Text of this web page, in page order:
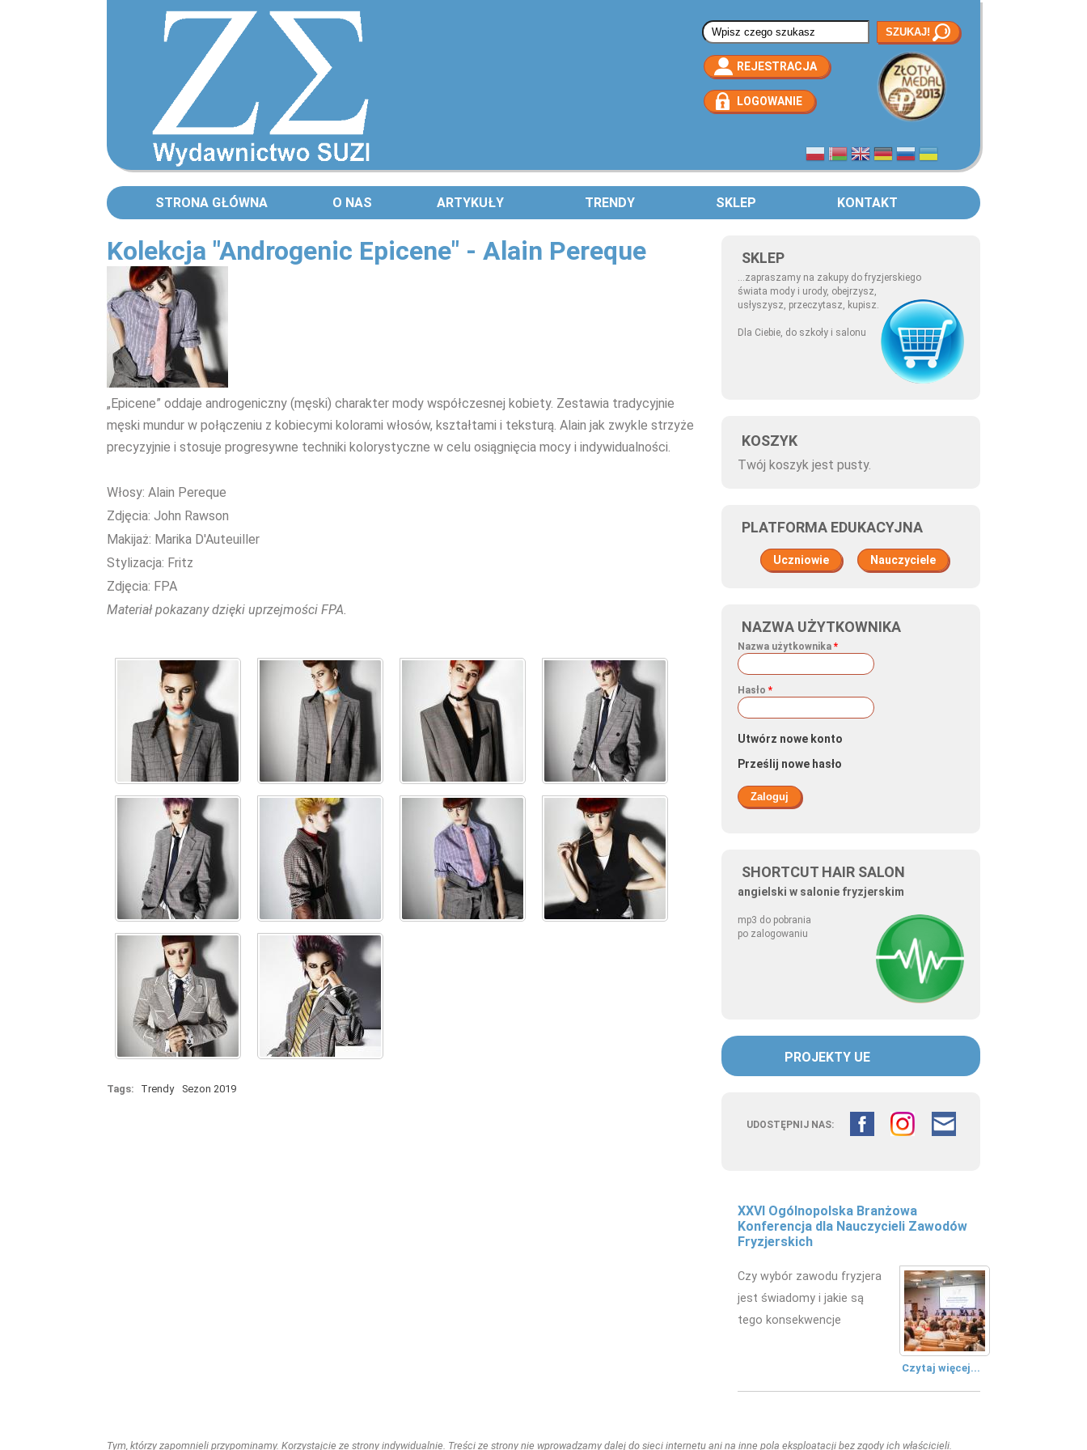
Formularz wyszukiwania
REJESTRACJA
LOGOWANIE
STRONA GŁÓWNA O NAS ARTYKUŁY TRENDY SKLEP KONTAKT
SKLEP
...zapraszamy na zakupy do fryzjerskiego
świata mody i urody, obejrzysz,
usłyszysz, przeczytasz, kupisz.
Dla Ciebie, do szkoły i salonu
KOSZYK
Twój koszyk jest pusty.
PLATFORMA EDUKACYJNA
Uczniowie Nauczyciele
NAZWA UŻYTKOWNIKA
Nazwa użytkownika *
Hasło *
Utwórz nowe konto
Prześlij nowe hasło
SHORTCUT HAIR SALON
angielski w salonie fryzjerskim
mp3 do pobrania
po zalogowaniu
PROJEKTY UE
UDOSTĘPNIJ NAS:
XXVI Ogólnopolska Branżowa
Konferencja dla Nauczycieli Zawodów
Fryzjerskich
Czy wybór zawodu fryzjera
jest świadomy i jakie są
tego konsekwencje
Czytaj więcej...
Kolekcja "Androgenic Epicene" - Alain Pereque
„Epicene” oddaje androgeniczny (męski) charakter mody współczesnej kobiety. Zestawia tradycyjnie
męski mundur w połączeniu z kobiecymi kolorami włosów, kształtami i teksturą. Alain jak zwykle strzyże
precyzyjnie i stosuje progresywne techniki kolorystyczne w celu osiągnięcia mocy i indywidualności.
Włosy: Alain Pereque
Zdjęcia: John Rawson
Makijaż: Marika D'Auteuiller
Stylizacja: Fritz
Zdjęcia: FPA
Materiał pokazany dzięki uprzejmości FPA.
Tags: Trendy Sezon 2019
Tym, którzy zapomnieli przypominamy. Korzystajcie ze strony indywidualnie. Treści ze strony nie wprowadzamy dalej do sieci internetu ani na inne pola eksploatacji bez zgody ich właścicieli.